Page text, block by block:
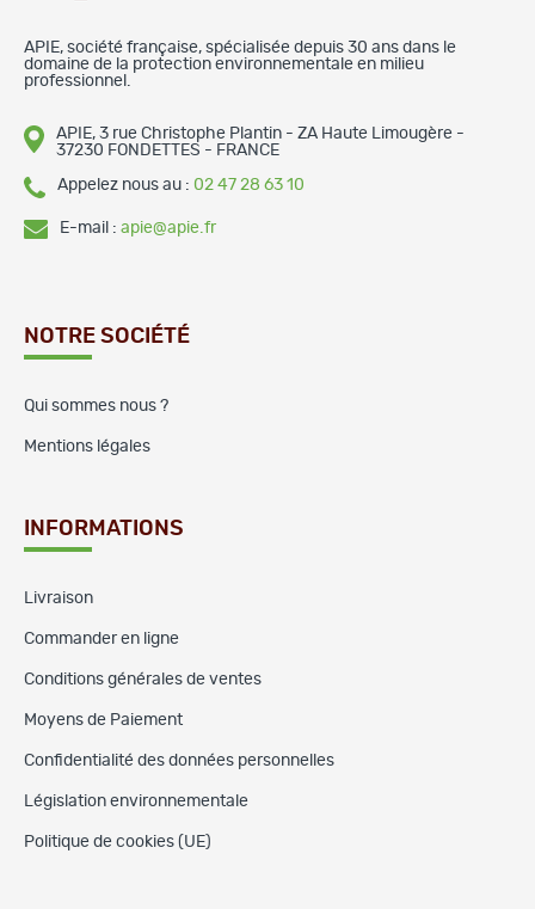
APIE, société française, spécialisée depuis 30 ans dans le
domaine de la protection environnementale en milieu
professionnel.
APIE, 3 rue Christophe Plantin - ZA Haute Limougère -
37230 FONDETTES - FRANCE
Appelez nous au : 02 47 28 63 10
E-mail : apie@apie.fr
NOTRE SOCIÉTÉ
Qui sommes nous ?
Mentions légales
INFORMATIONS
Livraison
Commander en ligne
Conditions générales de ventes
Moyens de Paiement
Confidentialité des données personnelles
Législation environnementale
Politique de cookies (UE)